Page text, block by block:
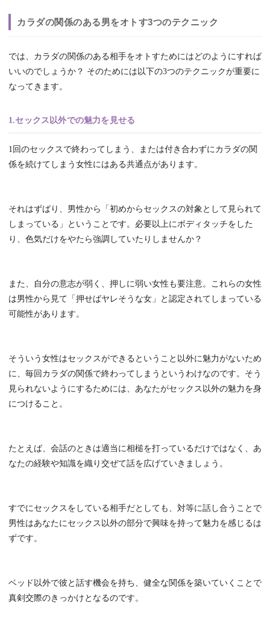
カラダの関係のある男をオトす3つのテクニック
では、カラダの関係のある相手をオトすためにはどのようにすれば
いいのでしょうか？ そのためには以下の3つのテクニックが重要に
なってきます。
1.セックス以外での魅力を見せる
1回のセックスで終わってしまう、または付き合わずにカラダの関
係を続けてしまう女性にはある共通点があります。
それはずばり、男性から「初めからセックスの対象として見られて
しまっている」ということです。必要以上にボディタッチをした
り、色気だけをやたら強調していたりしませんか？
また、自分の意志が弱く、押しに弱い女性も要注意。これらの女性
は男性から見て「押せばヤレそうな女」と認定されてしまっている
可能性があります。
そういう女性はセックスができるということ以外に魅力がないため
に、毎回カラダの関係で終わってしまうというわけなのです。そう
見られないようにするためには、あなたがセックス以外の魅力を身
につけること。
たとえば、会話のときは適当に相槌を打っているだけではなく、あ
なたの経験や知識を織り交ぜて話を広げていきましょう。
すでにセックスをしている相手だとしても、対等に話し合うことで
男性はあなたにセックス以外の部分で興味を持って魅力を感じるは
ずです。
ベッド以外で彼と話す機会を持ち、健全な関係を築いていくことで
真剣交際のきっかけとなるのです。